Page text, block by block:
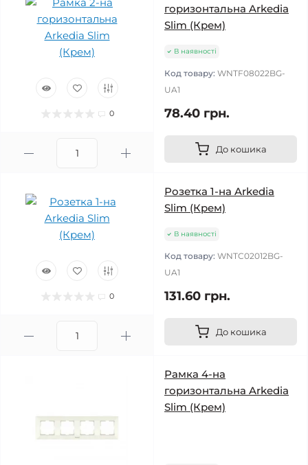
0
горизонтальна Arkedia
Slim (Крем)
В наявності
Код товару: WNTF08022BG-
UA1
78.40 грн.
До кошика
0
Розетка 1-на Arkedia
Slim (Крем)
В наявності
Код товару: WNTC02012BG-
UA1
131.60 грн.
До кошика
Рамка 4-на
горизонтальна Arkedia
Slim (Крем)